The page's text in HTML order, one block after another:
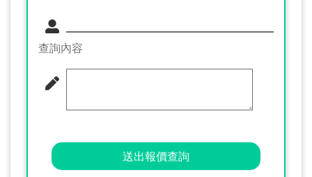
查詢內容
送出報價查詢